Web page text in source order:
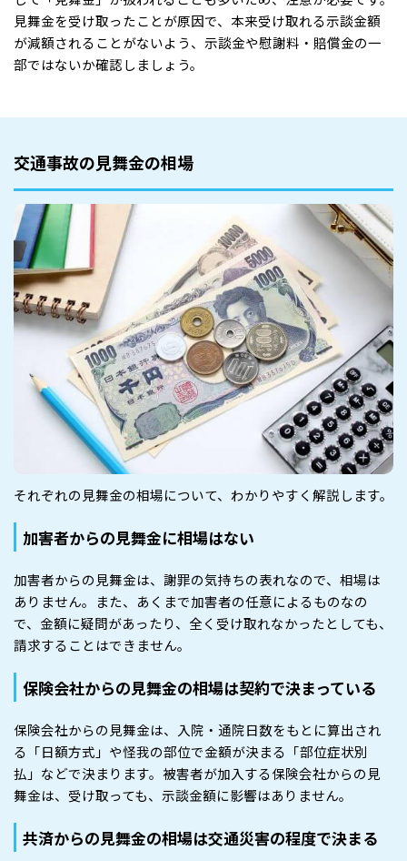
見舞金を受け取ったことが原因で、本来受け取れる示談金額
が減額されることがないよう、示談金や慰謝料・賠償金の一
部ではないか確認しましょう。
交通事故の見舞金の相場
それぞれの見舞金の相場について、わかりやすく解説します。
加害者からの見舞金に相場はない
加害者からの見舞金は、謝罪の気持ちの表れなので、相場は
ありません。また、あくまで加害者の任意によるものなの
で、金額に疑問があったり、全く受け取れなかったとしても、
請求することはできません。
保険会社からの見舞金の相場は契約で決まっている
保険会社からの見舞金は、入院・通院日数をもとに算出され
る「日額方式」や怪我の部位で金額が決まる「部位症状別
払」などで決まります。被害者が加入する保険会社からの見
舞金は、受け取っても、示談金額に影響はありません。
共済からの見舞金の相場は交通災害の程度で決まる